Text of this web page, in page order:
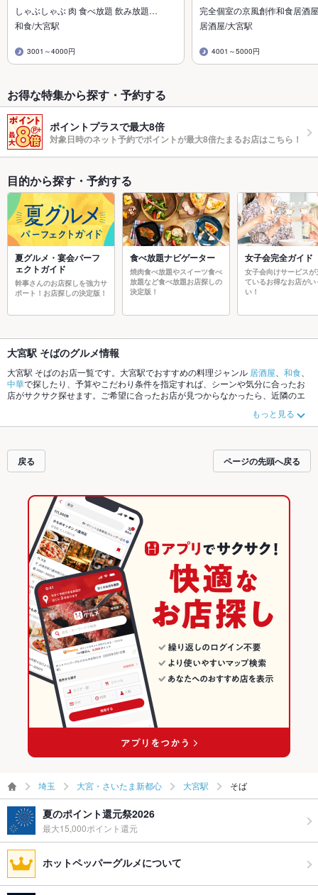
しゃぶしゃぶ 肉 食べ放題 飲み放題…
和食/大宮駅
3001～4000円
完全個室の京風創作和食居酒屋
居酒屋/大宮駅
4001～5000円
お得な特集から探す・予約する
ポイントプラスで最大8倍
対象日時のネット予約でポイントが最大8倍たまるお店はこちら！
目的から探す・予約する
夏グルメ・宴会パーフ
ェクトガイド
幹事さんのお店探しを強力サ
ポート！お店探しの決定版！
食べ放題ナビゲーター
焼肉食べ放題やスイーツ食べ
放題など食べ放題お店探しの
決定版！
女子会完全ガイド
女子会向けサービスが
ているお得なお店がい
い！
大宮駅 そばのグルメ情報
大宮駅 そばのお店一覧です。大宮駅でおすすめの料理ジャンル 居酒屋 和食
中華で探したり、予算やこだわり条件を指定すれば、シーンや気分に合ったお
店がサクサク探せます。ご希望に合ったお店が見つからなかったら、近隣のエ
ッパーグルメなら、お得なクーポンはもちろん、こだわりメニューからあげ 、
お茶漬け、塩辛や季節のおすすめ料理など、お店の最新情報をご紹介している
達どうしの飲み会にも、会社の宴会にも、デートやパーティーにもお得に便利
にホットペッパーグルメをご利用ください。
もっと見る
戻る ページの先頭へ戻る
埼玉 大宮・さいたま新都心 大宮駅 そば
夏のポイント還元祭2026
最大15,000ポイント還元
ホットペッパーグルメについて